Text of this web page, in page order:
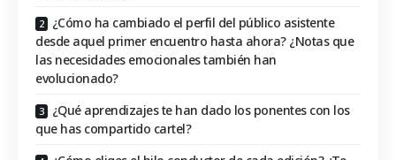
¿Cómo ha cambiado el perfil del público asistente
desde aquel primer encuentro hasta ahora? ¿Notas que
las necesidades emocionales también han
evolucionado?
¿Qué aprendizajes te han dado los ponentes con los
que has compartido cartel?